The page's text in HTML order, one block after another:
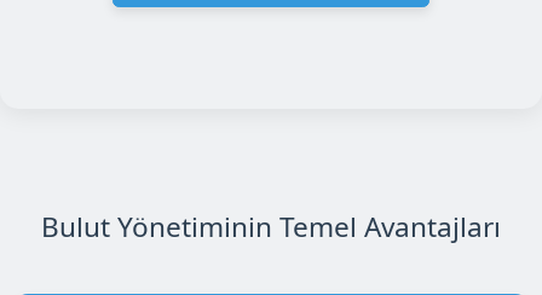
Bulut Yönetiminin Temel Avantajları